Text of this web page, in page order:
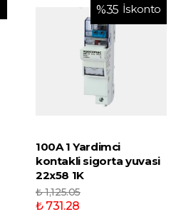
%35 İskonto
100A 1 Yardimci
kontakli sigorta yuvasi
22x58 1K
₺ 1,125.05
₺ 731.28